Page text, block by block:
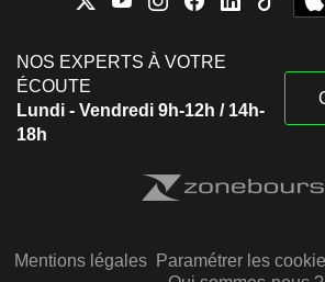
NOS EXPERTS À VOTRE
ÉCOUTE
Lundi - Vendredi 9h-12h / 14h-
18h
Mentions légales Paramétrer les